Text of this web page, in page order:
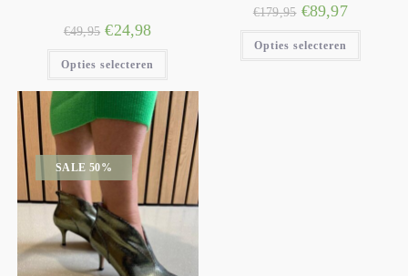
€49,95 €24,98
Opties selecteren
€179,95 €89,97
Opties selecteren
SALE 50%